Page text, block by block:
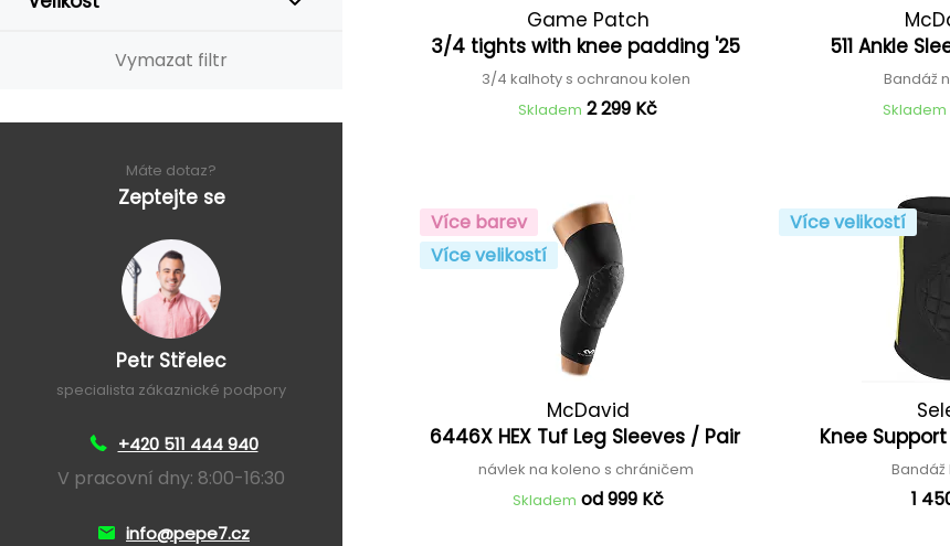
Vymazat filtr
Máte dotaz?
Zeptejte se
Petr Střelec
specialista zákaznické podpory
+420 511 444 940
V pracovní dny: 8:00-16:30
info@pepe7.cz
Game Patch
3/4 tights with knee padding '25
3/4 kalhoty s ochranou kolen
Skladem 2 299 Kč
511 Ankle
Bandáž
Skladem
Více barev
Více velikostí
McDavid
6446X HEX Tuf Leg Sleeves / Pair
návlek na koleno s chráničem
Skladem od 999 Kč
Více velikostí
Knee
1